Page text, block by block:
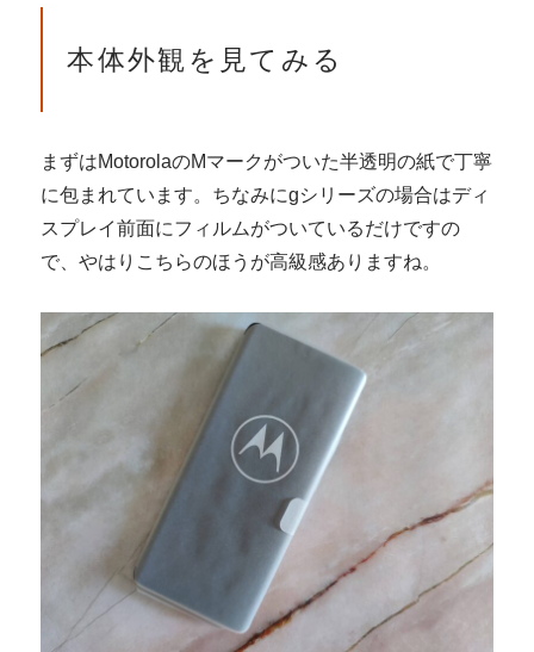
本体外観を見てみる
まずはMotorolaのMマークがついた半透明の紙で丁寧
に包まれています。ちなみにgシリーズの場合はディ
スプレイ前面にフィルムがついているだけですの
で、やはりこちらのほうが高級感ありますね。